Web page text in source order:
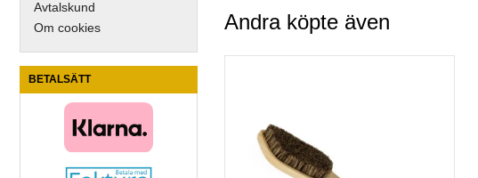
Avtalskund
Om cookies
BETALSÄTT
Andra köpte även